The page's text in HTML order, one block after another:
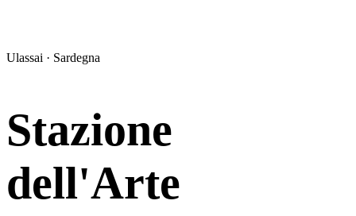
Ulassai · Sardegna
Stazione
dell'Arte